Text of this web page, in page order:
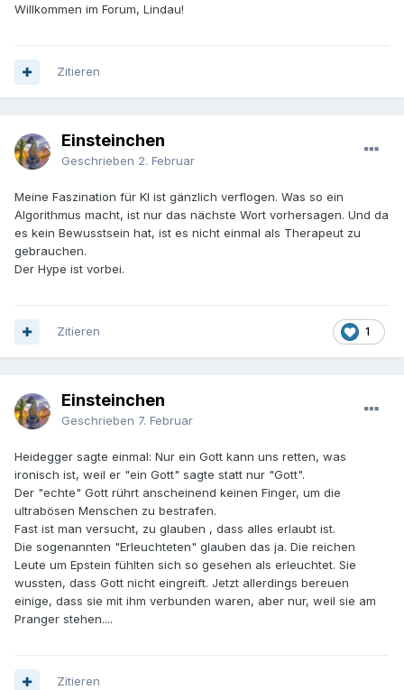
Willkommen im Forum, Lindau!
Zitieren
Einsteinchen
Geschrieben 2. Februar
Meine Faszination für KI ist gänzlich verflogen. Was so ein
Algorithmus macht, ist nur das nächste Wort vorhersagen. Und da
es kein Bewusstsein hat, ist es nicht einmal als Therapeut zu
gebrauchen.
Der Hype ist vorbei.
1
Zitieren
Einsteinchen
Geschrieben 7. Februar
Heidegger sagte einmal: Nur ein Gott kann uns retten, was
ironisch ist, weil er "ein Gott" sagte statt nur "Gott".
Der "echte" Gott rührt anscheinend keinen Finger, um die
ultrabösen Menschen zu bestrafen.
Fast ist man versucht, zu glauben , dass alles erlaubt ist.
Die sogenannten "Erleuchteten" glauben das ja. Die reichen
Leute um Epstein fühlten sich so gesehen als erleuchtet. Sie
wussten, dass Gott nicht eingreift. Jetzt allerdings bereuen
einige, dass sie mit ihm verbunden waren, aber nur, weil sie am
Pranger stehen....
Zitieren